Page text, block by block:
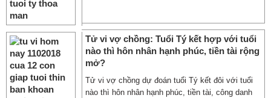
Tử vi vợ chồng: Tuổi Tý kết hợp với tuổi
nào thì hôn nhân hạnh phúc, tiền tài rộng
mở?
Tử vi vợ chồng dự đoán tuổi Tý kết đôi với tuổi
nào thì hôn nhân hạnh phúc, tiền tài, công danh